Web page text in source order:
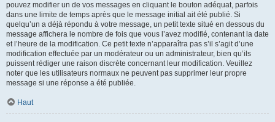
pouvez modifier un de vos messages en cliquant le bouton adéquat, parfois
dans une limite de temps après que le message initial ait été publié. Si
quelqu’un a déjà répondu à votre message, un petit texte situé en dessous du
message affichera le nombre de fois que vous l’avez modifié, contenant la date
et l’heure de la modification. Ce petit texte n’apparaîtra pas s’il s’agit d’une
modification effectuée par un modérateur ou un administrateur, bien qu’ils
puissent rédiger une raison discrète concernant leur modification. Veuillez
noter que les utilisateurs normaux ne peuvent pas supprimer leur propre
message si une réponse a été publiée.
Haut